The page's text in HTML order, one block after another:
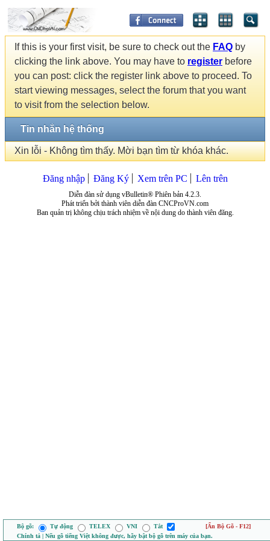
If this is your first visit, be sure to check out the FAQ by
clicking the link above. You may have to register before
you can post: click the register link above to proceed. To
start viewing messages, select the forum that you want
to visit from the selection below.
Tin nhắn hệ thống
Xin lỗi - Không tìm thấy. Mời bạn tìm từ khóa khác.
Đăng nhập Đăng Ký Xem trên PC Lên trên
Diễn đàn sử dụng vBulletin® Phiên bản 4.2.3.
Phát triển bởi thành viên diễn đàn CNCProVN.com
Ban quản trị không chịu trách nhiệm về nội dung do thành viên đăng.
Bộ gõ: Tự động TELEX VNI Tắt
[Ẩn Bộ Gõ - F12]
Chính tả | Nếu gõ tiếng Việt không được, hãy bật bộ gõ trên máy của bạn.